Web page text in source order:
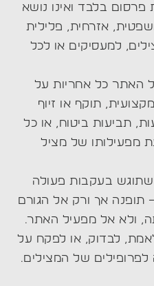
בלבד ואינו נושא
אזרחית, פלילית
למעסיקים או לכל
האתר כל אחריות על
תוקף או זיוף
תביעות ביטוח, או כל
מפעילותו של מציל
בעקבות פעולה
תופנה אך ורק אל הגורם
ולא אל מפעיל האתר.
לבדוק, או לפקח על
של המצילים.